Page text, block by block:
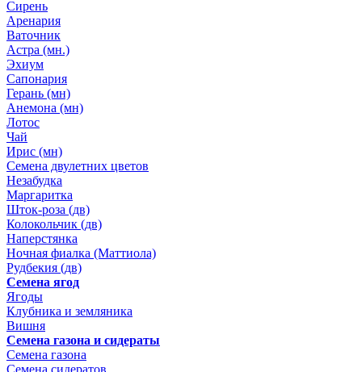
Сирень
Аренария
Ваточник
Астра (мн.)
Эхиум
Сапонария
Герань (мн)
Анемона (мн)
Лотос
Чай
Ирис (мн)
Семена двулетних цветов
Незабудка
Маргаритка
Шток-роза (дв)
Колокольчик (дв)
Наперстянка
Ночная фиалка (Маттиола)
Рудбекия (дв)
Семена ягод
Ягоды
Клубника и земляника
Вишня
Семена газона и сидераты
Семена газона
Семена сидератов